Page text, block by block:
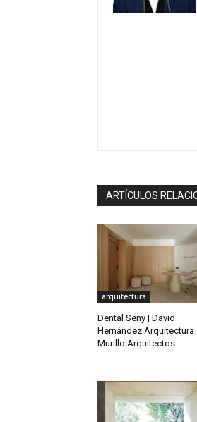
ARTÍCULOS
arquitectura
Dental Seny | David
Hernández Arquitectura
Murillo Arquitectos